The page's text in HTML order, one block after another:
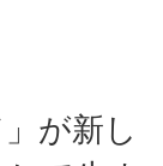
が新し